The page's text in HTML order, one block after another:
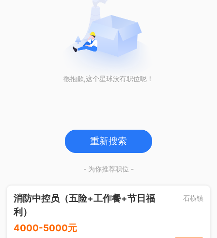
很抱歉,这个星球没有职位呢！
重新搜索
- 为你推荐职位 -
消防中控员（五险+工作餐+节日福
利）
石横镇
4000-5000元